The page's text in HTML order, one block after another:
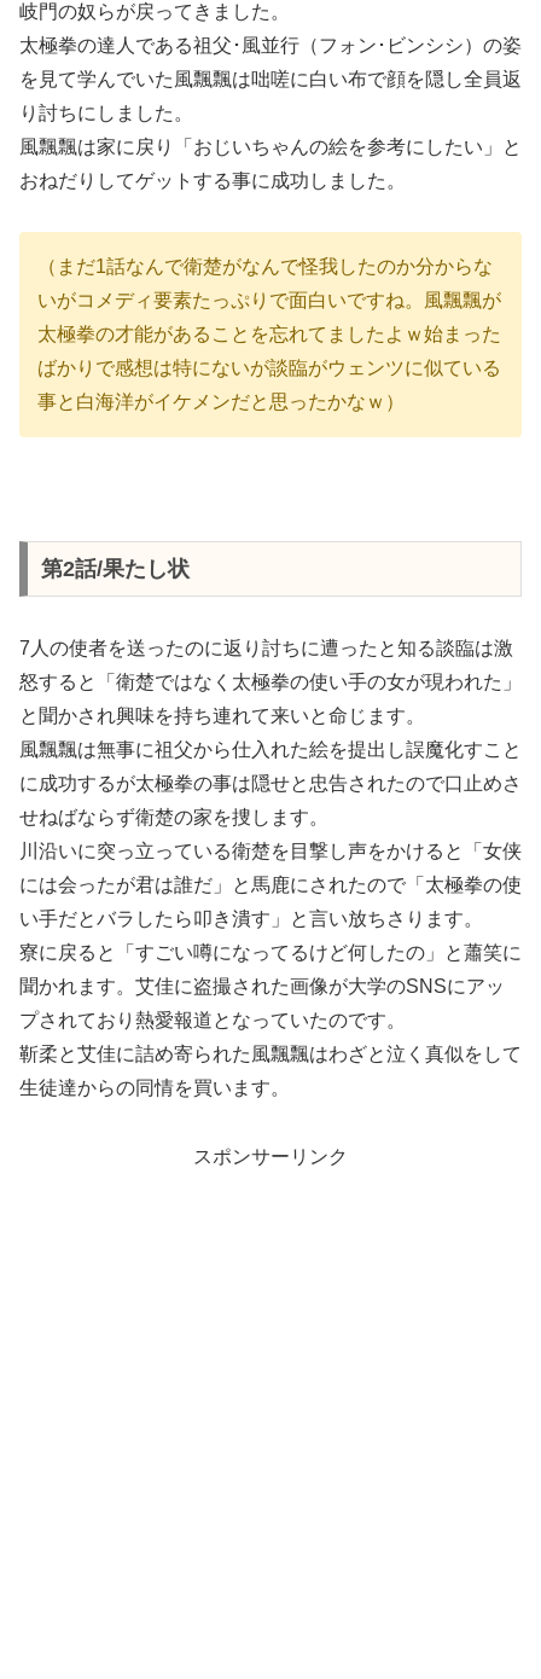
岐門の奴らが戻ってきました。
太極拳の達人である祖父･風並行（フォン･ビンシシ）の姿
を見て学んでいた風飄飄は咄嗟に白い布で顔を隠し全員返
り討ちにしました。
風飄飄は家に戻り「おじいちゃんの絵を参考にしたい」と
おねだりしてゲットする事に成功しました。
（まだ1話なんで衛楚がなんで怪我したのか分からな
いがコメディ要素たっぷりで面白いですね。風飄飄が
太極拳の才能があることを忘れてましたよｗ始まった
ばかりで感想は特にないが談臨がウェンツに似ている
事と白海洋がイケメンだと思ったかなｗ）
第2話/果たし状
7人の使者を送ったのに返り討ちに遭ったと知る談臨は激
怒すると「衛楚ではなく太極拳の使い手の女が現われた」
と聞かされ興味を持ち連れて来いと命じます。
風飄飄は無事に祖父から仕入れた絵を提出し誤魔化すこと
に成功するが太極拳の事は隠せと忠告されたので口止めさ
せねばならず衛楚の家を捜します。
川沿いに突っ立っている衛楚を目撃し声をかけると「女侠
には会ったが君は誰だ」と馬鹿にされたので「太極拳の使
い手だとバラしたら叩き潰す」と言い放ちさります。
寮に戻ると「すごい噂になってるけど何したの」と蕭笑に
聞かれます。艾佳に盗撮された画像が大学のSNSにアッ
プされており熱愛報道となっていたのです。
靳柔と艾佳に詰め寄られた風飄飄はわざと泣く真似をして
生徒達からの同情を買います。
スポンサーリンク